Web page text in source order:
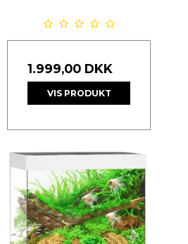
1.999,00 DKK
VIS PRODUKT